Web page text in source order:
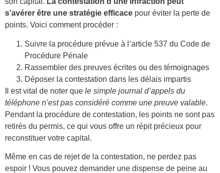
s’avérer être une stratégie efficace pour éviter la perte de
points. Voici comment procéder :
Suivre la procédure prévue à l’article 537 du Code de
Procédure Pénale
Rassembler des preuves écrites ou des témoignages
Déposer la contestation dans les délais impartis
Il est vital de noter que le simple journal d’appels du
téléphone n’est pas considéré comme une preuve valable.
Pendant la procédure de contestation, les points ne sont pas
retirés du permis, ce qui vous offre un répit précieux pour
reconstituer votre capital.
Même en cas de rejet de la contestation, ne perdez pas
espoir ! Vous pouvez demander une dispense de peine au